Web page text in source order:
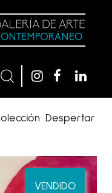
Despertar
VENDIDO